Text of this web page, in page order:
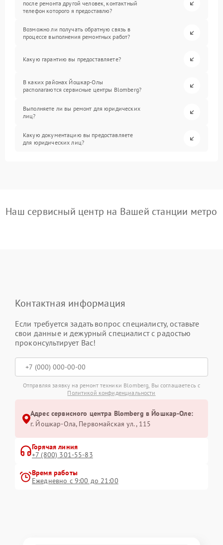
после ремонта другой человек, контактный
телефон которого я предоставлю?
Возможно ли получать обратную связь в
процессе выполнения ремонтных работ?
Какую гарантию вы предоставляете?
В каких районах Йошкар-Олы
располагаются сервисные центры Blomberg?
Выполняете ли вы ремонт для юридических
лиц?
Какую документацию вы предоставляете
для юридических лиц?
Наш сервисный центр на Вашей станции метро
Контактная информация
Если требуется задать вопрос специалисту, оставьте
свои данные и дежурный специалист с радостью
проконсультирует Вас!
Отправляя заявку на ремонт техники Blomberg, Вы соглашаетесь с
Политикой конфиденциальности
Адрес сервисного центра Blomberg в Йошкар-Оле:
г. Йошкар-Ола, Первомайская ул., 115
Горячая линия
+7 (800) 301-55-83
Время работы
Ежедневно с 9:00 до 21:00